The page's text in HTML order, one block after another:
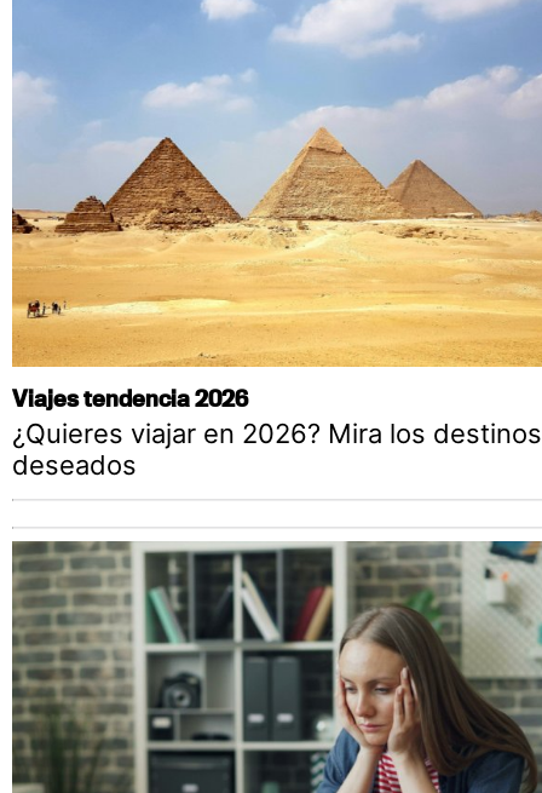
Viajes tendencia 2026
¿Quieres viajar en 2026? Mira los
deseados